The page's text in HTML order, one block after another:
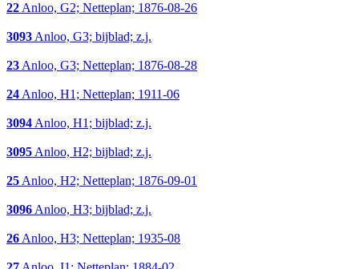
22Anloo, G2; Netteplan; 1876-08-26
3093Anloo, G3; bijblad; z.j.
23Anloo, G3; Netteplan; 1876-08-28
24Anloo, H1; Netteplan; 1911-06
3094Anloo, H1; bijblad; z.j.
3095Anloo, H2; bijblad; z.j.
25Anloo, H2; Netteplan; 1876-09-01
3096Anloo, H3; bijblad; z.j.
26Anloo, H3; Netteplan; 1935-08